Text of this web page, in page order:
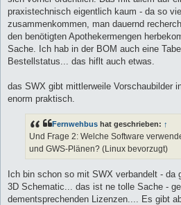
praxistechnisch eigentlich kaum - da so
zusammenkommen, man dauernd
den benötigten Apothekermengen
Sache. Ich hab in der BOM auch eine
Bestellstatus... das hiflt auch etwas.
das SWX gibt mittlerweile Vorschaubilder
enorm praktisch.
Fernwehbus hat geschrieben: ↑
Und Frage 2: Welche Software
und GWS-Plänen? (Linux bevorzugt)
Ich bin schon so mit SWX verbandelt -
3D Schematic... das ist ne tolle Sache -
dementsprechenden Lizenzen.... Es gibt